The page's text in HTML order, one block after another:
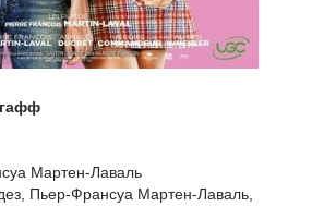
Мартен-Лаваль
Пьер-Франсуа Мартен-Лаваль,